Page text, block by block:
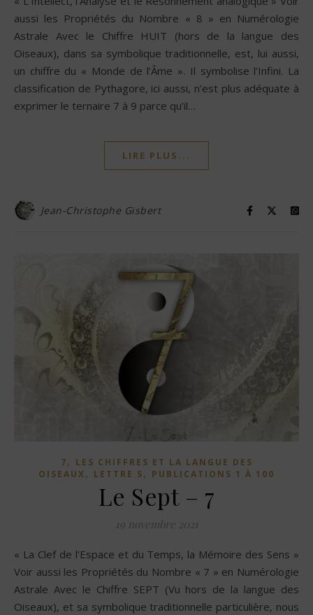
aussi les Propriétés du Nombre « 8 » en Numérologie
Astrale Avec le Chiffre HUIT (hors de la langue des
Oiseaux), dans sa symbolique traditionnelle, est, lui aussi,
un chiffre du « Monde de l’Âme ». Il symbolise l’Infini. La
classification de Pythagore, ici aussi, n’est plus adéquate à
exprimer le ternaire 7 à 9 parce qu’il…
LIRE PLUS...
Jean-Christophe Gisbert
7, LES CHIFFRES ET LA LANGUE DES
OISEAUX, LETTRE S, PUBLICATIONS 1 À 100
Le Sept – 7
19 novembre 2021
« La Clef de l’Espace et du Temps, la Mémoire des Sens »
Voir aussi les Propriétés du Nombre « 7 » en Numérologie
Astrale Avec le Chiffre SEPT (Vu hors de la langue des
Oiseaux), et sa symbolique traditionnelle particulière, nous